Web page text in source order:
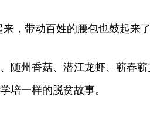
来，带动百姓的腰包也鼓起来
随州香菇、潜江龙虾、蕲春
培一样的脱贫故事。